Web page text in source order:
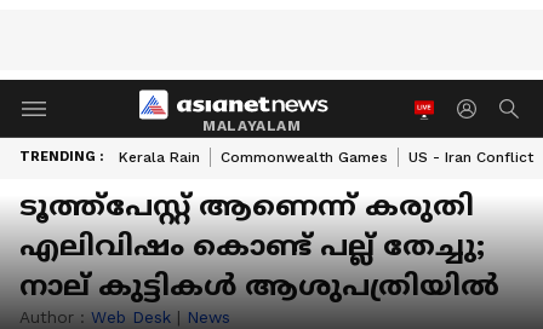
MALAYALAM
TRENDING : Kerala Rain Commonwealth Games US - Iran Conflict
ടൂത്ത്പേസ്റ്റ് ആണെന്ന് കരുതി
എലിവിഷം കൊണ്ട് പല്ല് തേച്ചു;
നാല് കുട്ടികള്‍ ആശുപത്രിയില്‍
Author : Web Desk | News